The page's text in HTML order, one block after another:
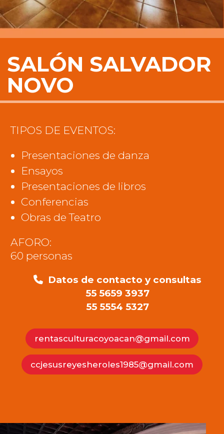
SALÓN SALVADOR
NOVO
TIPOS DE EVENTOS:
Presentaciones de danza
Ensayos
Presentaciones de libros
Conferencias
Obras de Teatro
AFORO:
60 personas
Datos de contacto y consultas
55 5659 3937
55 5554 5327
rentasculturacoyoacan@gmail.com
ccjesusreyesheroles1985@gmail.com